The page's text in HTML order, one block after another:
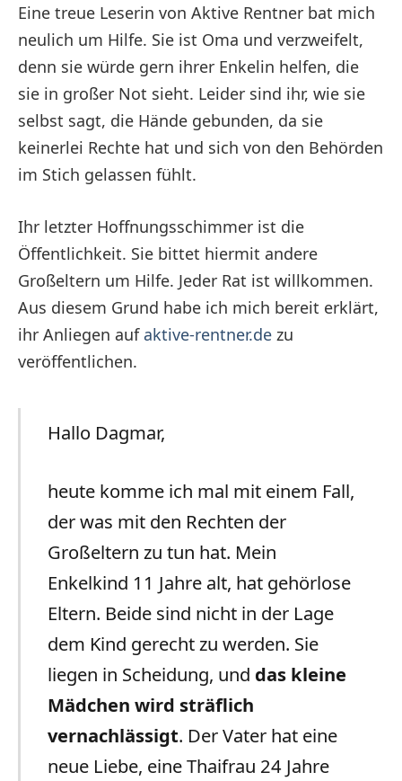
Eine treue Leserin von Aktive Rentner bat mich
neulich um Hilfe. Sie ist Oma und verzweifelt,
denn sie würde gern ihrer Enkelin helfen, die
sie in großer Not sieht. Leider sind ihr, wie sie
selbst sagt, die Hände gebunden, da sie
keinerlei Rechte hat und sich von den Behörden
im Stich gelassen fühlt.
Ihr letzter Hoffnungsschimmer ist die
Öffentlichkeit. Sie bittet hiermit andere
Großeltern um Hilfe. Jeder Rat ist willkommen.
Aus diesem Grund habe ich mich bereit erklärt,
ihr Anliegen auf aktive-rentner.de zu
veröffentlichen.
Hallo Dagmar,
heute komme ich mal mit einem Fall,
der was mit den Rechten der
Großeltern zu tun hat. Mein
Enkelkind 11 Jahre alt, hat gehörlose
Eltern. Beide sind nicht in der Lage
dem Kind gerecht zu werden. Sie
liegen in Scheidung, und das kleine
Mädchen wird sträflich
vernachlässigt. Der Vater hat eine
neue Liebe, eine Thaifrau 24 Jahre